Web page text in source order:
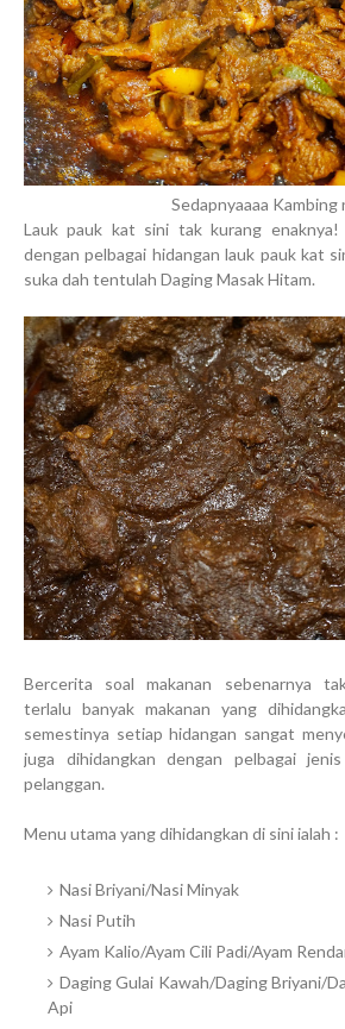
Sedapnyaaaa Kambing
Lauk pauk kat sini tak kurang enaknya!
dengan pelbagai hidangan lauk pauk kat
suka dah tentulah Daging Masak Hitam.
Bercerita soal makanan sebenarnya
terlalu banyak makanan yang
semestinya setiap hidangan sangat
juga dihidangkan dengan pelbagai
pelanggan.
Menu utama yang dihidangkan di sini ialah :
Nasi Briyani/Nasi Minyak
Nasi Putih
Ayam Kalio/Ayam Cili Padi/Ayam
Daging Gulai Kawah/Daging Briyani/
Api